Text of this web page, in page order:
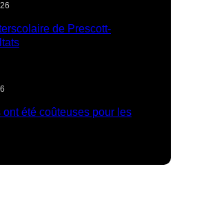
de Prescott-
ont été coûteuses pour les